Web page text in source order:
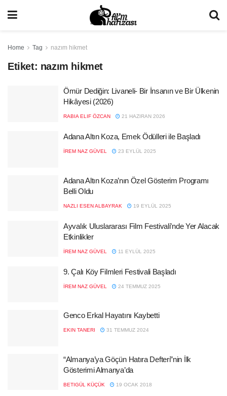
Home Tag nazım hikmet
Etiket: nazım hikmet
Ömür Dediğin: Livaneli- Bir İnsanın ve Bir Ülkenin
Hikâyesi (2026)
RABIA ELIF ÖZCAN 21 HAZIRAN 2026
Adana Altın Koza, Emek Ödülleri ile Başladı
İREM NAZ GÜVEL 23 EYLÜL 2025
Adana Altın Koza’nın Özel Gösterim Programı
Belli Oldu
NAZLI ESEN ALBAYRAK 19 EYLÜL 2025
Ayvalık Uluslararası Film Festivali’nde Yer Alacak
Etkinlikler
İREM NAZ GÜVEL 11 EYLÜL 2025
9. Çalı Köy Filmleri Festivali Başladı
İREM NAZ GÜVEL 24 TEMMUZ 2025
Genco Erkal Hayatını Kaybetti
EKIN TANERI 31 TEMMUZ 2024
“Almanya’ya Göçün Hatıra Defteri”nin İlk
Gösterimi Almanya’da
BETIGÜL KÜÇÜK 19 OCAK 2018